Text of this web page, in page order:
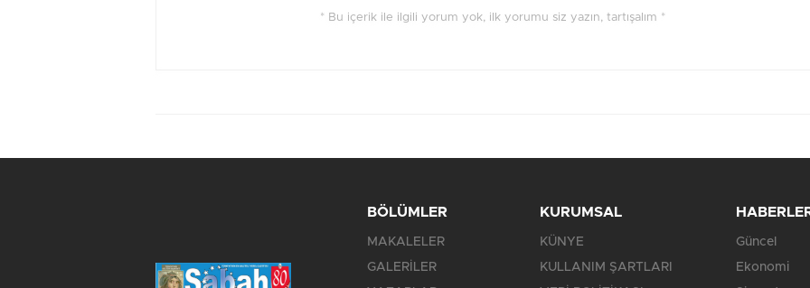
* Bu içerik ile ilgili yorum yok, ilk yorumu siz yazın, tartışalım *
BÖLÜMLER
MAKALELER
GALERİLER
KURUMSAL
KÜNYE
KULLANIM ŞARTLARI
Güncel
Ekonomi